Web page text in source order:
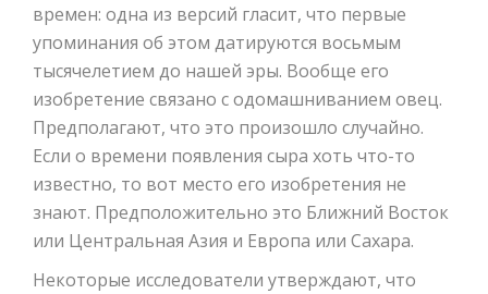
времен: одна из версий гласит, что первые
упоминания об этом датируются восьмым
тысячелетием до нашей эры. Вообще его
изобретение связано с одомашниванием овец.
Предполагают, что это произошло случайно.
Если о времени появления сыра хоть что-то
известно, то вот место его изобретения не
знают. Предположительно это Ближний Восток
или Центральная Азия и Европа или Сахара.
Некоторые исследователи утверждают, что